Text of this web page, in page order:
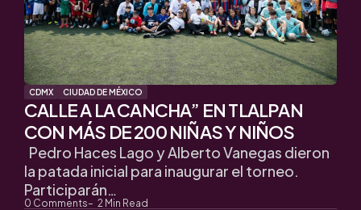
CDMX CIUDAD DE MÉXICO
CALLE A LA CANCHA” EN TLALPAN
CON MÁS DE 200 NIÑAS Y NIÑOS
0 Comments 2 Min Read
Pedro Haces Lago y Alberto Vanegas dieron
la patada inicial para inaugurar el torneo.
Participarán…